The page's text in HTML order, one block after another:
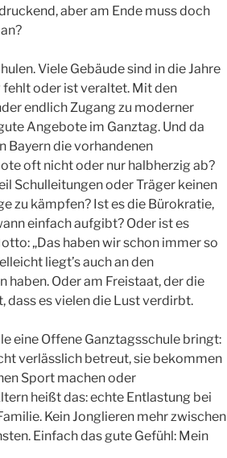
aber am Ende muss doch
Viele Gebäude sind in die Jahre
oder ist veraltet. Mit den
endlich Zugang zu moderner
Angebote im Ganztag. Und da
Bayern die vorhandenen
oft nicht oder nur halbherzig ab?
Schulleitungen oder Träger keinen
zu kämpfen? Ist es die Bürokratie,
einfach aufgibt? Oder ist es
„Das haben wir schon immer so
liegt’s auch an den
haben. Oder am Freistaat, der die
dass es vielen die Lust verdirbt.
eine Offene Ganztagsschule bringt:
verlässlich betreut, sie bekommen
Sport machen oder
heißt das: echte Entlastung bei
Kein Jonglieren mehr zwischen
Einfach das gute Gefühl: Mein